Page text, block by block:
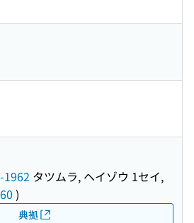
1962 タツムラ, ヘイゾウ 1セイ,
)
典拠